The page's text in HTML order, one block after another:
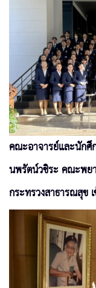
คณะอาจารย์และนัก
นพรัตน์วชิระ คณะพย
กระทรวงสาธารณสุข